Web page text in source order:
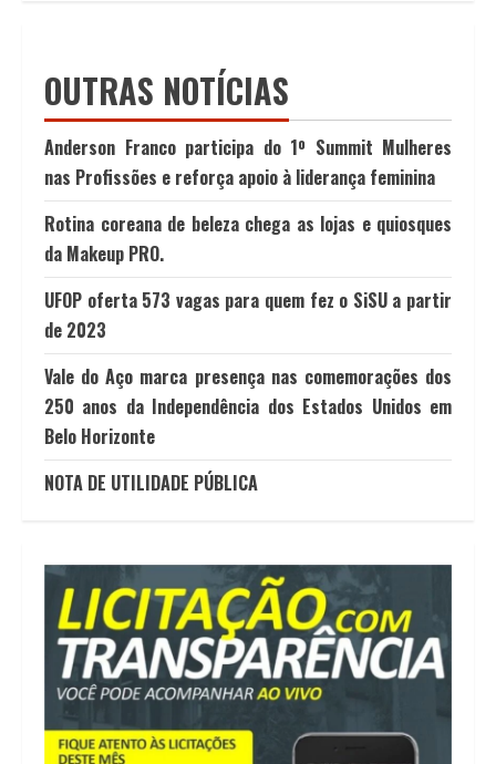
OUTRAS NOTÍCIAS
Anderson Franco participa do 1º Summit Mulheres
nas Profissões e reforça apoio à liderança feminina
Rotina coreana de beleza chega as lojas e quiosques
da Makeup PRO.
UFOP oferta 573 vagas para quem fez o SiSU a partir
de 2023
Vale do Aço marca presença nas comemorações dos
250 anos da Independência dos Estados Unidos em
Belo Horizonte
NOTA DE UTILIDADE PÚBLICA